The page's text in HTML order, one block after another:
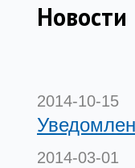
Новости
2014-10-15
2014-03-01